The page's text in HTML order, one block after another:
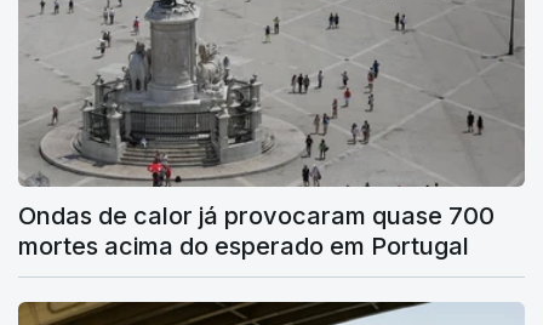
Ondas de calor já provocaram quase 700
mortes acima do esperado em Portugal